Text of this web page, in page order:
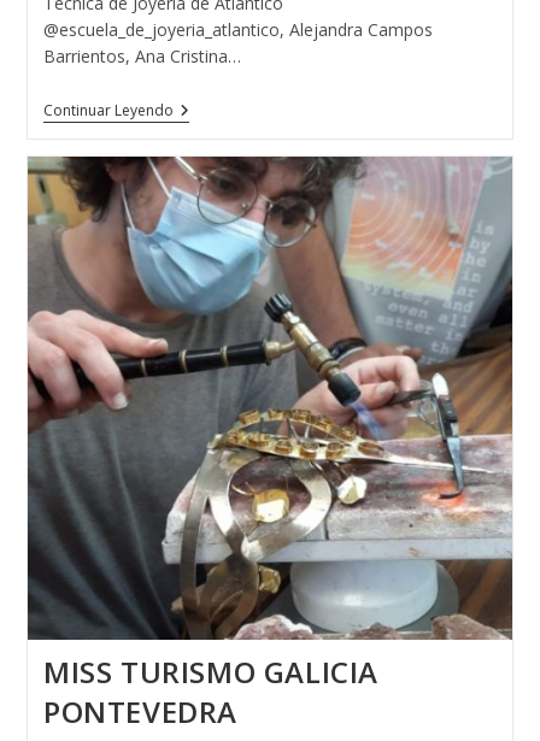
@escuela_de_joyeria_atlantico, Alejandra Campos
Barrientos, Ana Cristina…
Continuar LeyendoMISS
TURISMO
LUGO
MISS TURISMO GALICIA
PONTEVEDRA